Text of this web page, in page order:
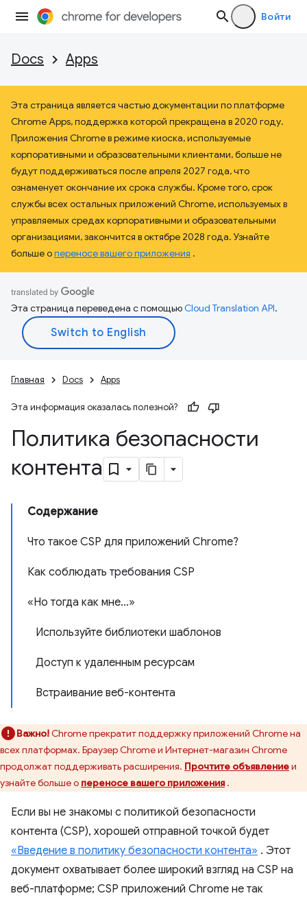
Войти
Docs Apps
Эта страница является частью документации по платформе
Chrome Apps, поддержка которой прекращена в 2020 году.
Приложения Chrome в режиме киоска, используемые
корпоративными и образовательными клиентами, больше не
будут поддерживаться после апреля 2027 года, что
ознаменует окончание их срока службы. Кроме того, срок
службы всех остальных приложений Chrome, используемых в
управляемых средах корпоративными и образовательными
организациями, закончится в октябре 2028 года. Узнайте
больше опереносе вашего приложения .
Эта страница переведена с помощьюCloud Translation API.
Главная Docs Apps
Эта информация оказалась полезной?
Политика безопасности
контента
Содержание
Что такое CSP для приложений Chrome?
Как соблюдать требования CSP
«Но тогда как мне…»
Используйте библиотеки шаблонов
Доступ к удаленным ресурсам
Встраивание веб-контента
Важно!Chrome прекратит поддержку приложений Chrome на
всех платформах. Браузер Chrome и Интернет-магазин Chrome
продолжат поддерживать расширения. Прочтите объявлениеи
узнайте больше о переносе вашего приложения .
Если вы не знакомы с политикой безопасности
контента (CSP), хорошей отправной точкой будет
«Введение в политику безопасности контента» . Этот
документ охватывает более широкий взгляд на CSP на
веб-платформе; CSP приложений Chrome не так